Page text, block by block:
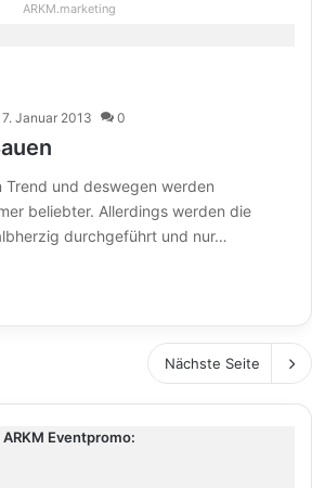
ARKM.marketing
7. Januar 2013 0
und deswegen werden
beliebter. Allerdings werden die
durchgeführt und nur…
Nächste Seite
ARKM Eventpromo: